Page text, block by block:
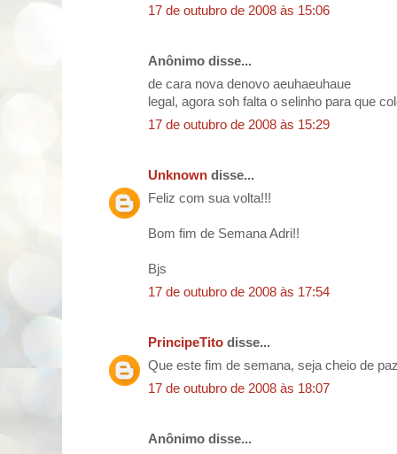
17 de outubro de 2008 às 15:06
Anônimo disse...
de cara nova denovo aeuhaeuhaue
legal, agora soh falta o selinho para que
17 de outubro de 2008 às 15:29
Unknown disse...
Feliz com sua volta!!!
Bom fim de Semana Adri!!
Bjs
17 de outubro de 2008 às 17:54
PrincipeTito disse...
Que este fim de semana, seja cheio de
17 de outubro de 2008 às 18:07
Anônimo disse...